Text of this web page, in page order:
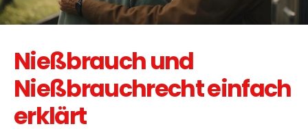
Nießbrauch und
Nießbrauchrecht einfach
erklärt